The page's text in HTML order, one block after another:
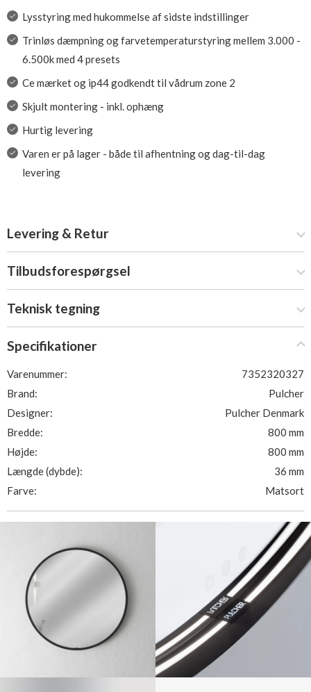
Lysstyring med hukommelse af sidste indstillinger
Trinløs dæmpning og farvetemperaturstyring mellem 3.000 -
6.500k med 4 presets
Ce mærket og ip44 godkendt til vådrum zone 2
Skjult montering - inkl. ophæng
Hurtig levering
Varen er på lager - både til afhentning og dag-til-dag
levering
Levering & Retur
Tilbudsforespørgsel
Teknisk tegning
Specifikationer
Varenummer:
7352320327
Brand:
Pulcher
Designer:
Pulcher Denmark
Bredde:
800 mm
Højde:
800 mm
Længde (dybde):
36 mm
Farve:
Matsort